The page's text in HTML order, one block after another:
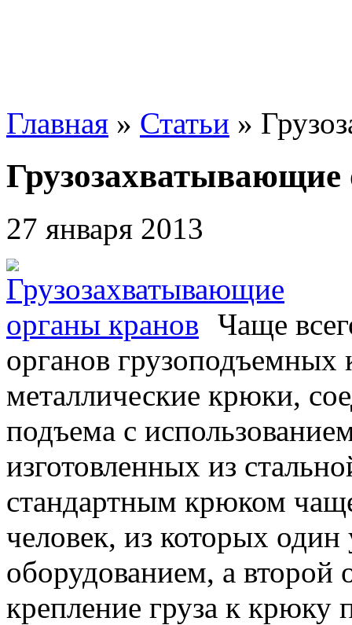
Главная » Статьи »
27 января 2013
Чаще
органов грузоподъемных
металлические крюки,
подъема с
изготовленных из
стандартным крюком
человек, из которых один
оборудованием, а второй
крепление груза к крюку